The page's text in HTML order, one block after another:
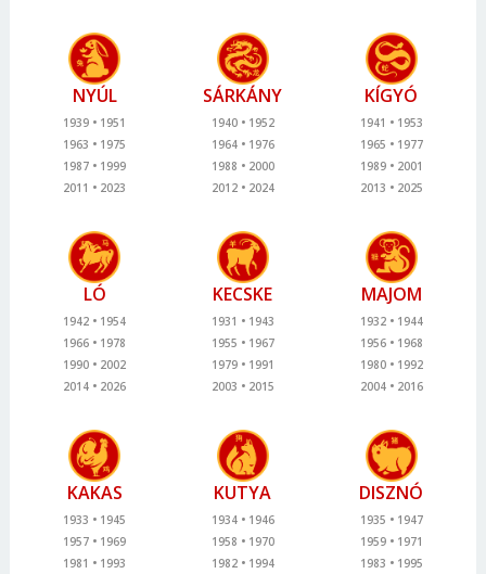
NYÚL
1939
1951
1963
1975
1987
1999
2011
2023
SÁRKÁNY
1940
1952
1964
1976
1988
2000
2012
2024
KÍGYÓ
1941
1953
1965
1977
1989
2001
2013
2025
LÓ
1942
1954
1966
1978
1990
2002
2014
2026
KECSKE
1931
1943
1955
1967
1979
1991
2003
2015
MAJOM
1932
1944
1956
1968
1980
1992
2004
2016
KAKAS
1933
1945
1957
1969
1981
1993
KUTYA
1934
1946
1958
1970
1982
1994
DISZNÓ
1935
1947
1959
1971
1983
1995